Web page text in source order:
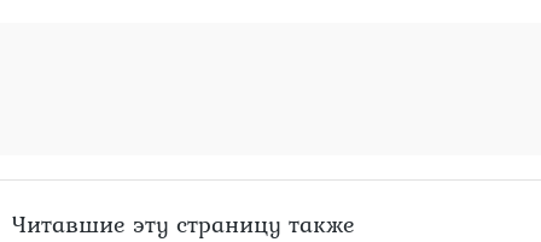
Читавшие эту страницу также